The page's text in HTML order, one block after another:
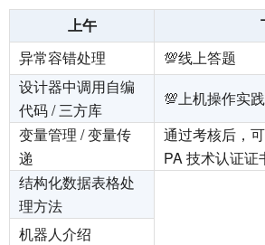
上午
异常容错处理
💯线上答题
设计器中调用自编
代码 / 三方库
💯上机操作实
变量管理 / 变量传
递
通过考核后，
PA 技术认证证
结构化数据表格处
理方法
机器人介绍